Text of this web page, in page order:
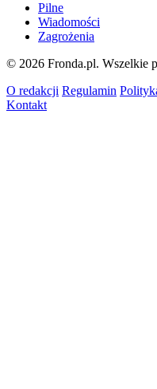
Pilne
Wiadomości
Zagrożenia
© 2026 Fronda.pl. Wszelkie
O redakcji Regulamin
Kontakt